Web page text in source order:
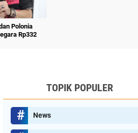
Polonia
Rp332
TOPIK POPULER
News